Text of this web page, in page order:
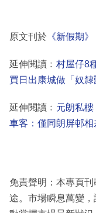
原文刊於 《新假期》
延伸閱讀﹕ 村屋仔8
買日出康城做「奴隸
延伸閱讀﹕ 元朗私
車客：僅同朗屏邨相
免責聲明：本專頁
途。市場瞬息萬變